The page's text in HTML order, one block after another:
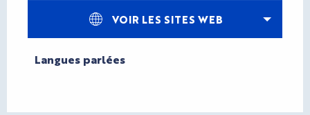
VOIR LES SITES WEB
Langues parlées
Langues parlées